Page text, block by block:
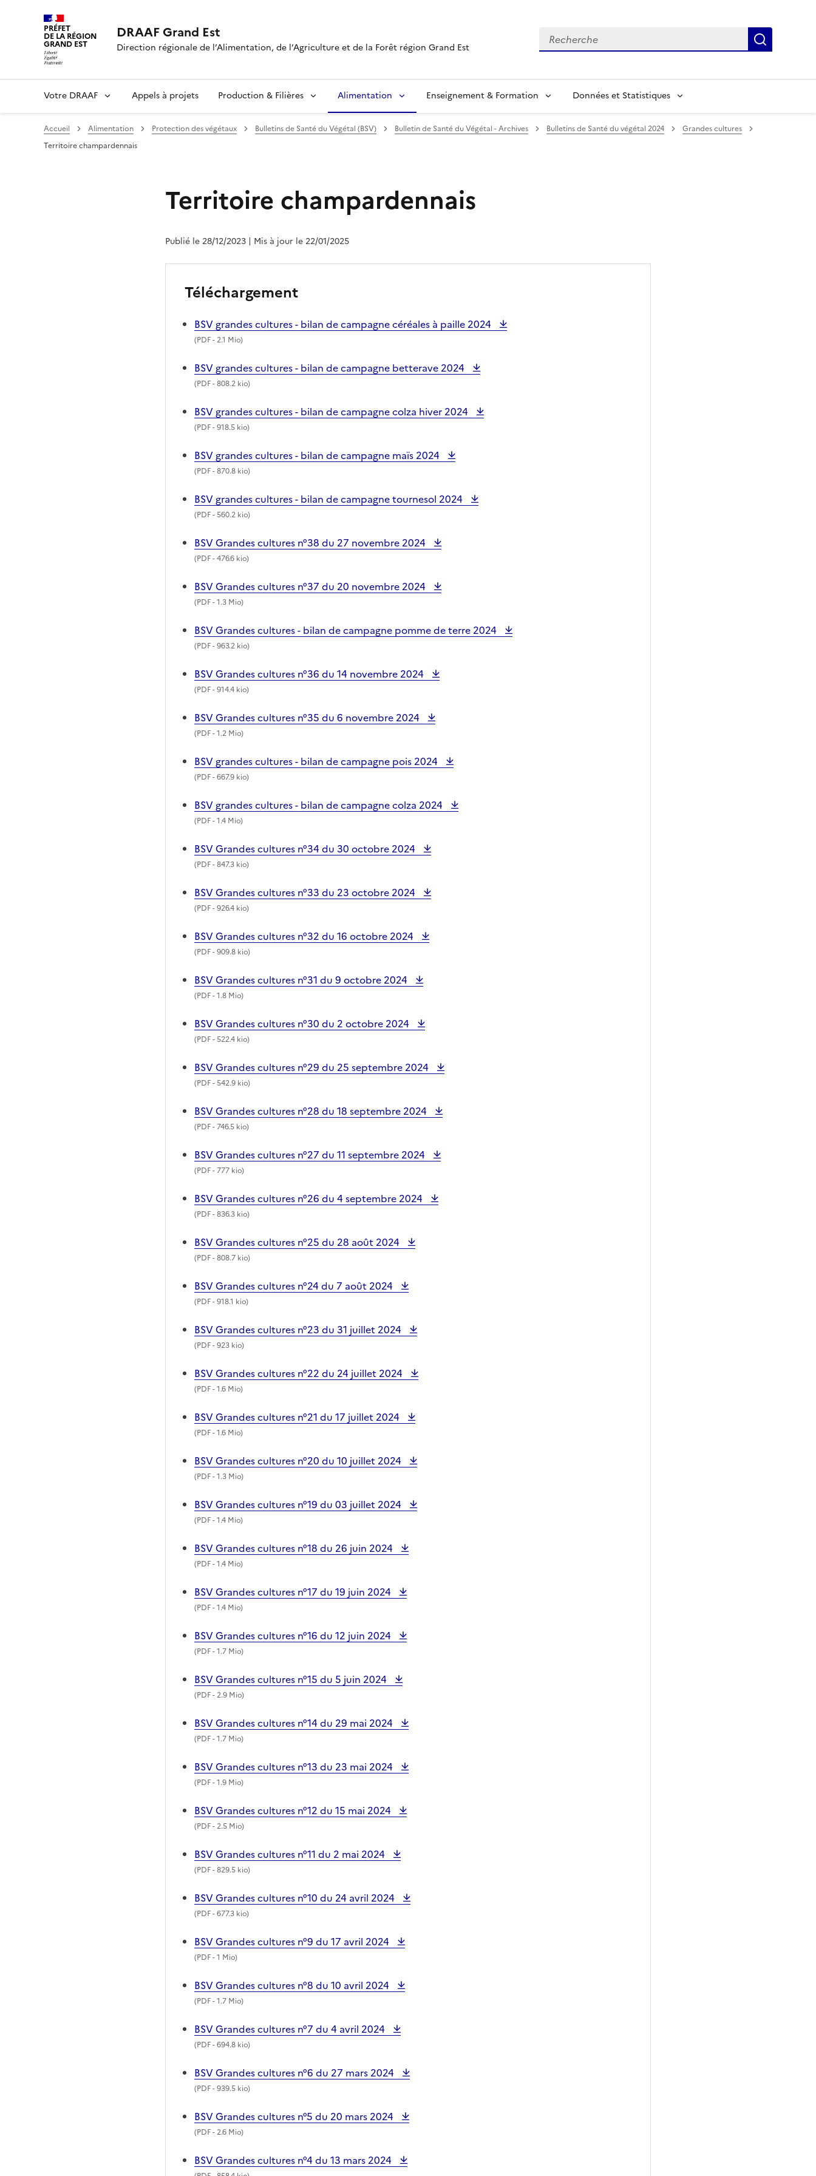
PRÉFET
DE LA RÉGION
GRAND EST
DRAAF Grand Est
Direction régionale de l’Alimentation, de l’Agriculture et de la Forêt région Grand Est
Recherche
Votre DRAAF Appels à projets Production & Filières Alimentation Enseignement & Formation Données et Statistiques
Accueil Alimentation Protection des végétaux Bulletins de Santé du Végétal (BSV) Bulletin de Santé du Végétal - Archives Bulletins de Santé du végétal 2024
Grandes cultures
Territoire champardennais
Territoire champardennais
Publié le 28/12/2023 | Mis à jour le 22/01/2025
Téléchargement
BSV grandes cultures - bilan de campagne céréales à paille 2024
(PDF- 2.1 Mio)
BSV grandes cultures - bilan de campagne betterave 2024
(PDF- 808.2 kio)
BSV grandes cultures - bilan de campagne colza hiver 2024
(PDF- 918.5 kio)
BSV grandes cultures - bilan de campagne maïs 2024
(PDF- 870.8 kio)
BSV grandes cultures - bilan de campagne tournesol 2024
(PDF- 560.2 kio)
BSV Grandes cultures n°38 du 27 novembre 2024
(PDF- 476.6 kio)
BSV Grandes cultures n°37 du 20 novembre 2024
(PDF- 1.3 Mio)
BSV Grandes cultures - bilan de campagne pomme de terre 2024
(PDF- 963.2 kio)
BSV Grandes cultures n°36 du 14 novembre 2024
(PDF- 914.4 kio)
BSV Grandes cultures n°35 du 6 novembre 2024
(PDF- 1.2 Mio)
BSV grandes cultures - bilan de campagne pois 2024
(PDF- 667.9 kio)
BSV grandes cultures - bilan de campagne colza 2024
(PDF- 1.4 Mio)
BSV Grandes cultures n°34 du 30 octobre 2024
(PDF- 847.3 kio)
BSV Grandes cultures n°33 du 23 octobre 2024
(PDF- 926.4 kio)
BSV Grandes cultures n°32 du 16 octobre 2024
(PDF- 909.8 kio)
BSV Grandes cultures n°31 du 9 octobre 2024
(PDF- 1.8 Mio)
BSV Grandes cultures n°30 du 2 octobre 2024
(PDF- 522.4 kio)
BSV Grandes cultures n°29 du 25 septembre 2024
(PDF- 542.9 kio)
BSV Grandes cultures n°28 du 18 septembre 2024
(PDF- 746.5 kio)
BSV Grandes cultures n°27 du 11 septembre 2024
(PDF- 777 kio)
BSV Grandes cultures n°26 du 4 septembre 2024
(PDF- 836.3 kio)
BSV Grandes cultures n°25 du 28 août 2024
(PDF- 808.7 kio)
BSV Grandes cultures n°24 du 7 août 2024
(PDF- 918.1 kio)
BSV Grandes cultures n°23 du 31 juillet 2024
(PDF- 923 kio)
BSV Grandes cultures n°22 du 24 juillet 2024
(PDF- 1.6 Mio)
BSV Grandes cultures n°21 du 17 juillet 2024
(PDF- 1.6 Mio)
BSV Grandes cultures n°20 du 10 juillet 2024
(PDF- 1.3 Mio)
BSV Grandes cultures n°19 du 03 juillet 2024
(PDF- 1.4 Mio)
BSV Grandes cultures n°18 du 26 juin 2024
(PDF- 1.4 Mio)
BSV Grandes cultures n°17 du 19 juin 2024
(PDF- 1.4 Mio)
BSV Grandes cultures n°16 du 12 juin 2024
(PDF- 1.7 Mio)
BSV Grandes cultures n°15 du 5 juin 2024
(PDF- 2.9 Mio)
BSV Grandes cultures n°14 du 29 mai 2024
(PDF- 1.7 Mio)
BSV Grandes cultures n°13 du 23 mai 2024
(PDF- 1.9 Mio)
BSV Grandes cultures n°12 du 15 mai 2024
(PDF- 2.5 Mio)
BSV Grandes cultures n°11 du 2 mai 2024
(PDF- 829.5 kio)
BSV Grandes cultures n°10 du 24 avril 2024
(PDF- 677.3 kio)
BSV Grandes cultures n°9 du 17 avril 2024
(PDF- 1 Mio)
BSV Grandes cultures n°8 du 10 avril 2024
(PDF- 1.7 Mio)
BSV Grandes cultures n°7 du 4 avril 2024
(PDF- 694.8 kio)
BSV Grandes cultures n°6 du 27 mars 2024
(PDF- 939.5 kio)
BSV Grandes cultures n°5 du 20 mars 2024
(PDF- 2.6 Mio)
BSV Grandes cultures n°4 du 13 mars 2024